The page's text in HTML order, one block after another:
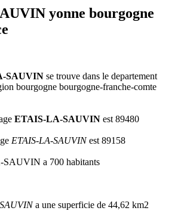
yonne bourgogne
SAUVIN se trouve dans le departement
bourgogne bourgogne-franche-comte
ETAIS-LA-SAUVIN est 89480
ETAIS-LA-SAUVINest 89158
a 700 habitants
a une superficie de 44,62 km2